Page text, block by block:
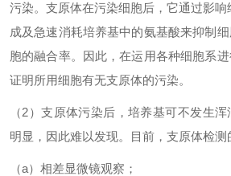
污染。支原体在污染细胞后，它通过影
成及急速消耗培养基中的氨基酸来抑制
胞的融合率。因此，在运用各种细胞系
证明所用细胞有无支原体的污染。
（2）支原体污染后，培养基可不发生
明显，因此难以发现。目前，支原体检测
（a）相差显微镜观察；